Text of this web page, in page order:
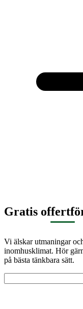
Gratis
Vi älskar utmaningar
inomhusklimat. Hör
på bästa tänkbara sätt.